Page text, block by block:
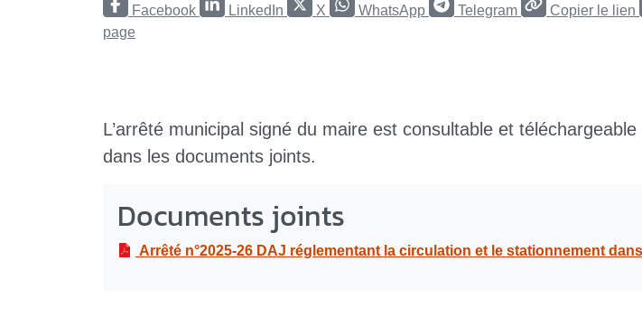
Facebook LinkedIn X WhatsApp Telegram Copier le lien
page
L’arrêté municipal signé du maire est consultable et
dans les documents joints.
Documents joints
Arrêté n°2025-26 DAJ réglementant la circulation et le stationnement dans le cadre de travaux d’enrobé du mercredi 29 janvier